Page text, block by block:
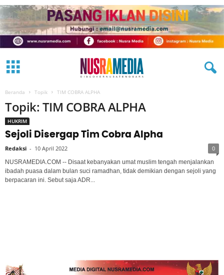
Beranda Topik TIM COBRA ALPHA
Topik: TIM COBRA ALPHA
HUKRIM
Sejoli Disergap Tim Cobra Alpha
Redaksi - 10 April 2022 0
NUSRAMEDIA.COM -- Disaat kebanyakan umat muslim tengah menjalankan
ibadah puasa dalam bulan suci ramadhan, tidak demikian dengan sejoli yang
berpacaran ini. Sebut saja ADR...